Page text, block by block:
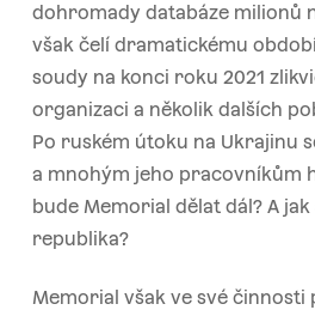
dohromady databáze milionů
však čelí dramatickému
soudy na konci roku 2021
organizaci a několik dalších
Po ruském útoku na Ukrajinu
a mnohým jeho pracovníkům
bude Memorial dělat dál? A
republika?
Memorial však ve své činnosti